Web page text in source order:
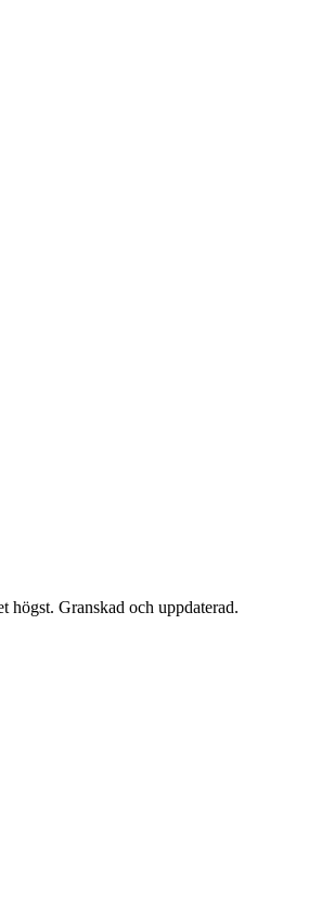
högst. Granskad och uppdaterad.